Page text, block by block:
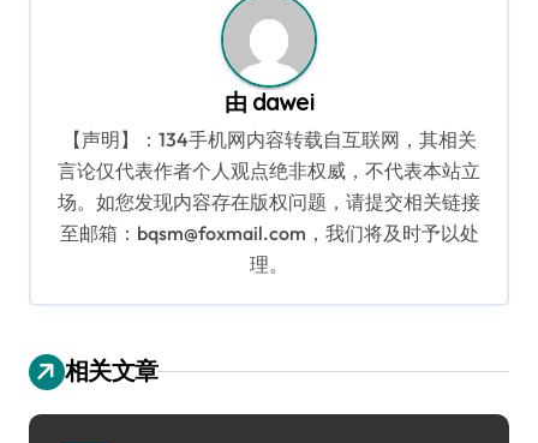
由 dawei
【声明】：134手机网内容转载自互联网，其相关
言论仅代表作者个人观点绝非权威，不代表本站立
场。如您发现内容存在版权问题，请提交相关链接
至邮箱：bqsm@foxmail.com，我们将及时予以处
理。
相关文章